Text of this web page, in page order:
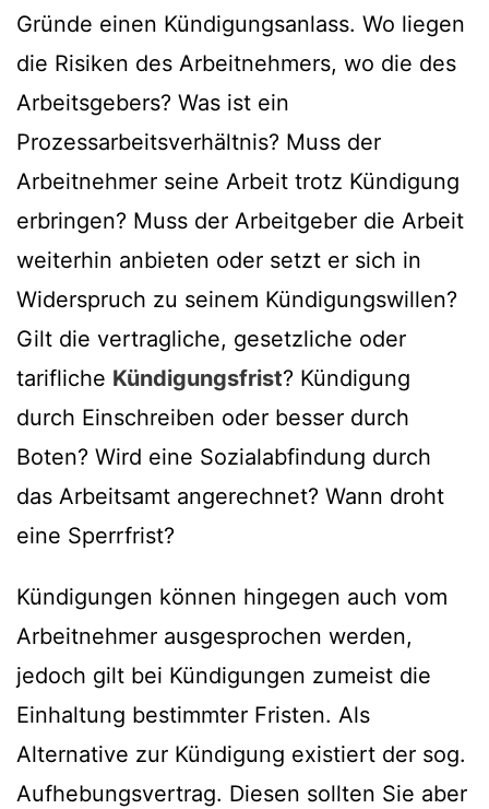
Gründe einen Kündigungsanlass. Wo liegen
die Risiken des Arbeitnehmers, wo die des
Arbeitsgebers? Was ist ein
Prozessarbeitsverhältnis? Muss der
Arbeitnehmer seine Arbeit trotz Kündigung
erbringen? Muss der Arbeitgeber die Arbeit
weiterhin anbieten oder setzt er sich in
Widerspruch zu seinem Kündigungswillen?
Gilt die vertragliche, gesetzliche oder
tarifliche Kündigungsfrist? Kündigung
durch Einschreiben oder besser durch
Boten? Wird eine Sozialabfindung durch
das Arbeitsamt angerechnet? Wann droht
eine Sperrfrist?
Kündigungen können hingegen auch vom
Arbeitnehmer ausgesprochen werden,
jedoch gilt bei Kündigungen zumeist die
Einhaltung bestimmter Fristen. Als
Alternative zur Kündigung existiert der sog.
Aufhebungsvertrag. Diesen sollten Sie aber